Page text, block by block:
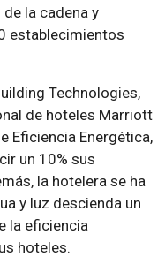
la cadena y
establecimientos
Technologies,
de hoteles Marriott
Eficiencia Energética,
un 10% sus
la hotelera se ha
y luz descienda un
la eficiencia
hoteles.